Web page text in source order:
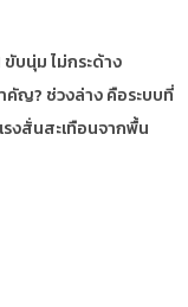
ขับนุ่ม ไม่กระด้าง
คัญ? ช่วงล่าง คือระบบที่
งสั่นสะเทือนจากพื้น